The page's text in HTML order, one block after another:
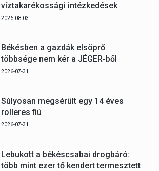
víztakarékossági intézkedések
2026-08-03
Békésben a gazdák elsöprő
többsége nem kér a JÉGER-ből
2026-07-31
Súlyosan megsérült egy 14 éves
rolleres fiú
2026-07-31
Lebukott a békéscsabai drogbáró:
több mint ezer tő kendert termesztett